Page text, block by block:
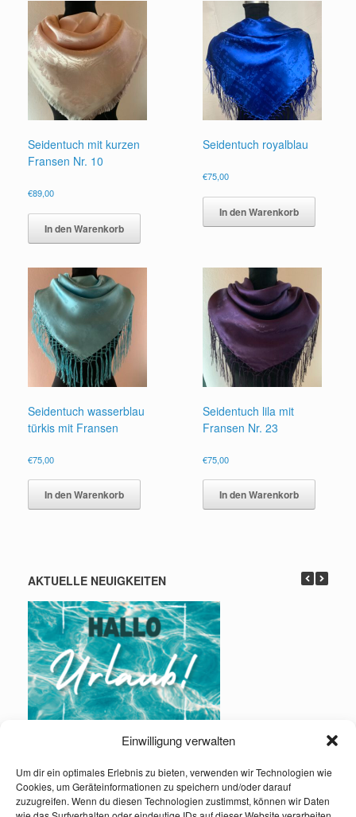
Einwilligung verwalten
Um dir ein optimales Erlebnis zu bieten, verwenden wir Technologien wie
Cookies, um Geräteinformationen zu speichern und/oder darauf
zuzugreifen. Wenn du diesen Technologien zustimmst, können wir Daten
Seidentuch mit kurzen
Fransen Nr. 10
€89,00
In den Warenkorb
Seidentuch royalblau
€75,00
In den Warenkorb
Seidentuch wasserblau
türkis mit Fransen
€75,00
In den Warenkorb
Seidentuch lila mit
Fransen Nr. 23
€75,00
In den Warenkorb
AKTUELLE NEUIGKEITEN
Urlaub: 01.08. – 16.08.2026
Infos und Kontakt: